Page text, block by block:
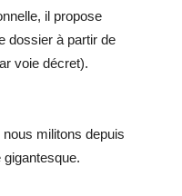
il propose
dossier à partir de
voie décret).
militons depuis